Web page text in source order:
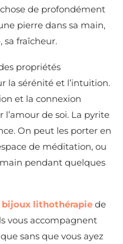
de profondément
pierre dans sa main,
sa fraîcheur.
propriétés
la sérénité et l’intuition.
et la connexion
de soi. La pyrite
On peut les porter en
de méditation, ou
pendant quelques
bijoux lithothérapie de
vous accompagnent
sans que vous ayez